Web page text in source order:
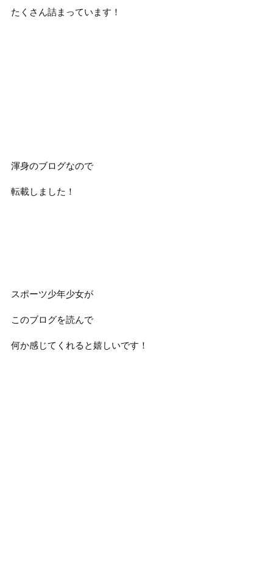
たくさん詰まっています！
渾身のブログなので
転載しました！
スポーツ少年少女が
このブログを読んで
何か感じてくれると嬉しいです！